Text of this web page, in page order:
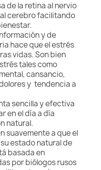
de la retina al nervio
cerebro facilitando
y de
hace que el estrés
vidas. Son bien
tales como
cansancio,
y tendencia a
sencilla y efectiva
en el día a día
natural.
suavemente a que el
estado natural de
basada en
por biólogos rusos